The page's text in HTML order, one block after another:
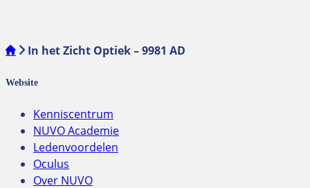
In het Zicht Optiek – 9981 AD
Website
Kenniscentrum
NUVO Academie
Ledenvoordelen
Oculus
Over NUVO